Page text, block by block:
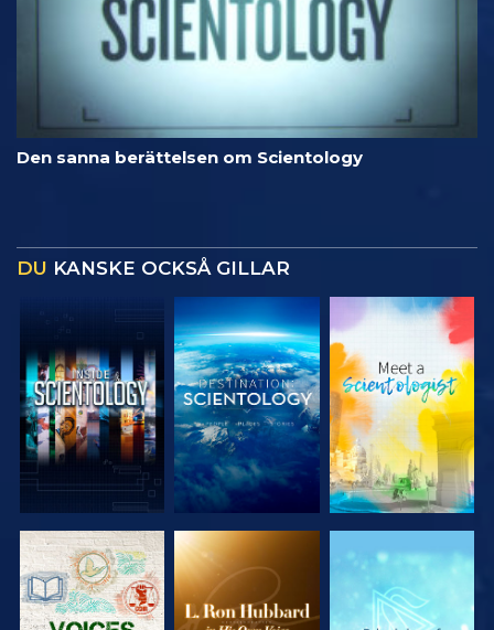
Den sanna berättelsen om Scientology
DU KANSKE OCKSÅ GILLAR
UTFORSKA
SERIEN
UTFORSKA
SERIEN
UTFORSKA
SERIEN